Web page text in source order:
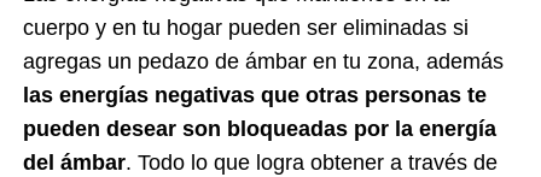
cuerpo y en tu hogar pueden ser eliminadas si
agregas un pedazo de ámbar en tu zona, además
las energías negativas que otras personas te
pueden desear son bloqueadas por la energía
del ámbar. Todo lo que logra obtener a través de